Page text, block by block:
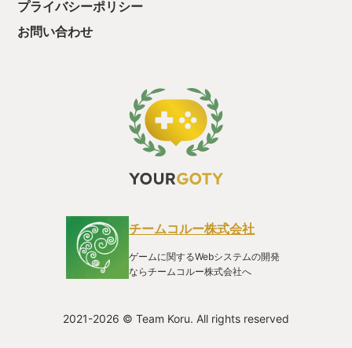
に投げかけてくるのです。 風呂敷の拡げ方は全く違うもの
の、それはどこのクロノ・トリガー？どこのゼノギアス？ そう
なんです。 こんにちは、あの頃のスクウェア。 君にここで会え
こと。死季という、個々人の生活を害する身近な問題がスター
ト地点であること。それが日々の農作業とも違和感なく溶け込
んでいきます。 また、ゲームシステムとしても農業が上手く組
み込まれています。 このゲームの回復アイテムは、およそ日々
の収穫物と、主人公が家のキッチンで行う料理のみ。自分で作
と探索が地続きになっている感じがとても良いのです。 また、
ってしまったり、スタミナが切れると戦闘も収穫もそれ以上で
きなくなったりと、ほどよい制約となり、ゲーム性を高めてく
れています。 キャラも良いんです。パーティーメンバーは、皆
それぞれが自分の仕事を持っていて、ダンジョン攻略時に集ま
るというシステム。各キャラのクエストがなんとそれぞれ10章
ムはクリア後のお楽しみ程度ですが存在します。男女誰でもパ
プライバシーポリシー
お問い合わせ
チームコルー株式会社
ゲームに関するWebシステムの開発
ならチームコルー株式会社へ
2021-2026 © Team Koru. All rights reserved